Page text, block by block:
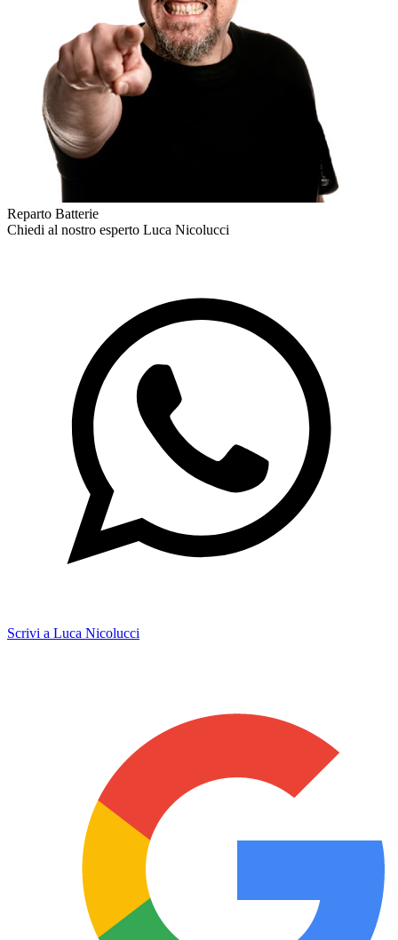
Reparto Batterie
Chiedi al nostro esperto Luca Nicolucci
Scrivi a Luca Nicolucci